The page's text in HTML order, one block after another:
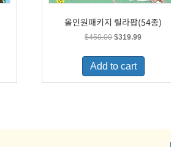
올인원패키지 릴라팝(54종)
$450.00Original
was:
$450.00.
$319.99Current
is:
Add to cart